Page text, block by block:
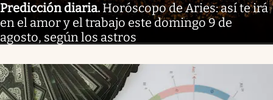
Predicción diaria. Horóscopo de Aries: así te irá
en el amor y el trabajo este domingo 9 de
agosto, según los astros